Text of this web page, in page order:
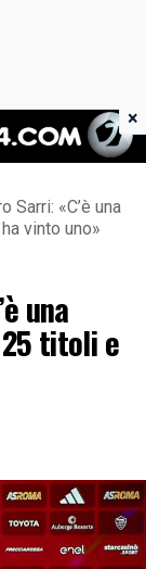
Sarri: «C’è una
vinto uno»
una
titoli e
×